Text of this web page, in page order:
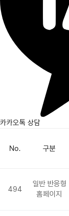
카카오톡 상담
No. 구분
494
일반 반응형
홈페이지